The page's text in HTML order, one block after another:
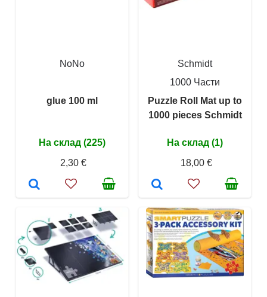
NoNo
glue 100 ml
На склад (225)
2,30 €
Schmidt
1000 Части
Puzzle Roll Mat up to
1000 pieces Schmidt
На склад (1)
18,00 €